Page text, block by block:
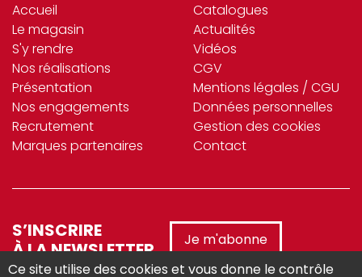
Accueil
Le magasin
S'y rendre
Nos réalisations
Présentation
Nos engagements
Recrutement
Marques partenaires
Catalogues
Actualités
Vidéos
CGV
Mentions légales / CGU
Données personnelles
Gestion des cookies
Contact
S’INSCRIRE
À LA NEWSLETTER
Je m'abonne
Ce site utilise des cookies et vous donne le contrôle